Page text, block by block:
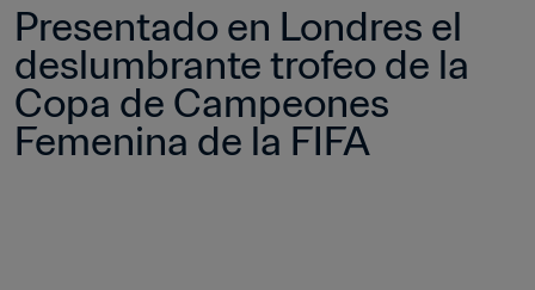
Presentado en Londres el
deslumbrante trofeo de la
Copa de Campeones
Femenina de la FIFA